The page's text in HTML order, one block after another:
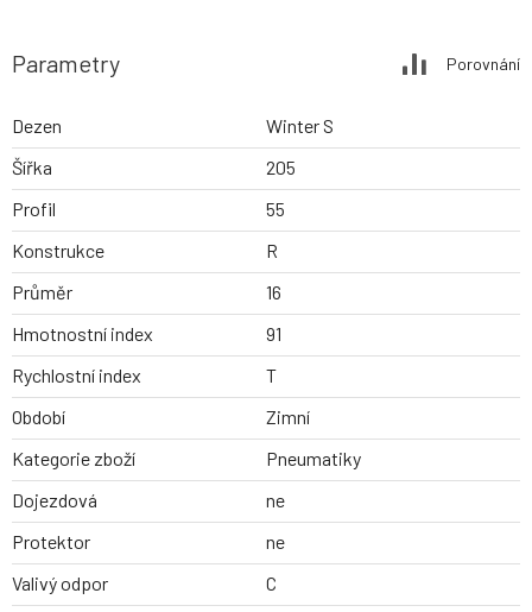
Parametry Porovnání
Dezen
Winter S
Šířka
205
Profil
55
Konstrukce
R
Průměr
16
Hmotnostní index
91
Rychlostní index
T
Období
Zimní
Kategorie zboží
Pneumatiky
Dojezdová
ne
Protektor
ne
Valivý odpor
C